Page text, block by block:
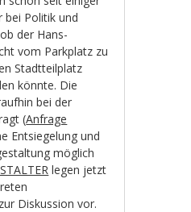
bei Politik und
der Hans-
vom Parkplatz zu
Stadtteilplatz
könnte. Die
bei der
(Anfrage
Entsiegelung und
möglich
legen jetzt
Diskussion vor.